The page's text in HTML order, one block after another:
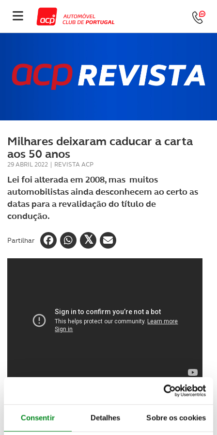
Consentir Detalhes Sobre os cookies
Milhares deixaram caducar a carta
aos 50 anos
29 ABRIL 2022 | REVISTA ACP
Lei foi alterada em 2008, mas muitos
automobilistas ainda desconhecem ao certo as
datas para a revalidação do título de
condução.
Partilhar
Mais de 44 mil automobilistas falharam a renovação
da carta de condução aos 50 anos em 2021. Uma
situação motivada por desconhecimento da lei e
também pelos vários adiamentos de prazo que a